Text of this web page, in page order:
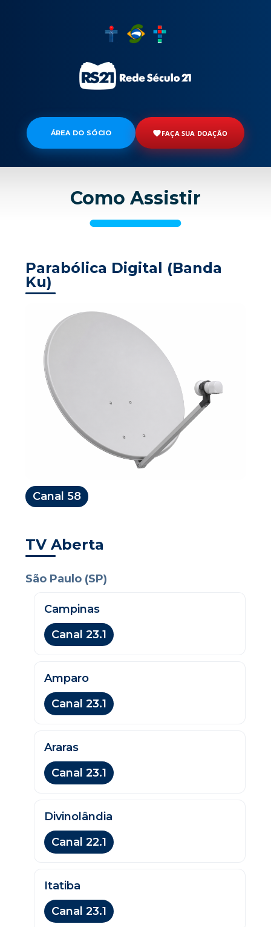
ÁREA DO SÓCIO FAÇA SUA DOAÇÃO
Como Assistir
Parabólica Digital (Banda
Ku)
Canal 58
TV Aberta
São Paulo (SP)
Campinas
Canal 23.1
Amparo
Canal 23.1
Araras
Canal 23.1
Divinolândia
Canal 22.1
Itatiba
Canal 23.1